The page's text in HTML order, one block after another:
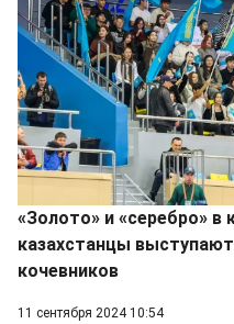
«Золото» и «серебро» в
казахстанцы
кочевников
11 сентября 2024 10:54